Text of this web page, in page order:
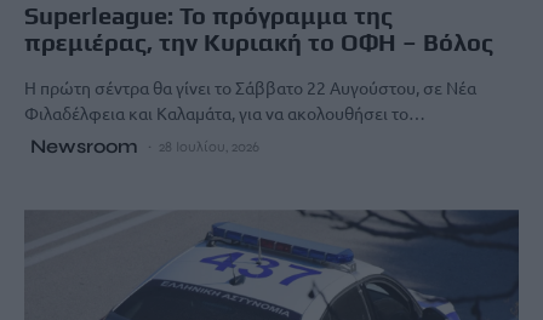
Superleague: Το πρόγραμμα της
πρεμιέρας, την Κυριακή το ΟΦΗ – Βόλος
Η πρώτη σέντρα θα γίνει το Σάββατο 22 Αυγούστου, σε Νέα
Φιλαδέλφεια και Καλαμάτα, για να ακολουθήσει το…
Newsroom 28 Ιουλίου, 2026